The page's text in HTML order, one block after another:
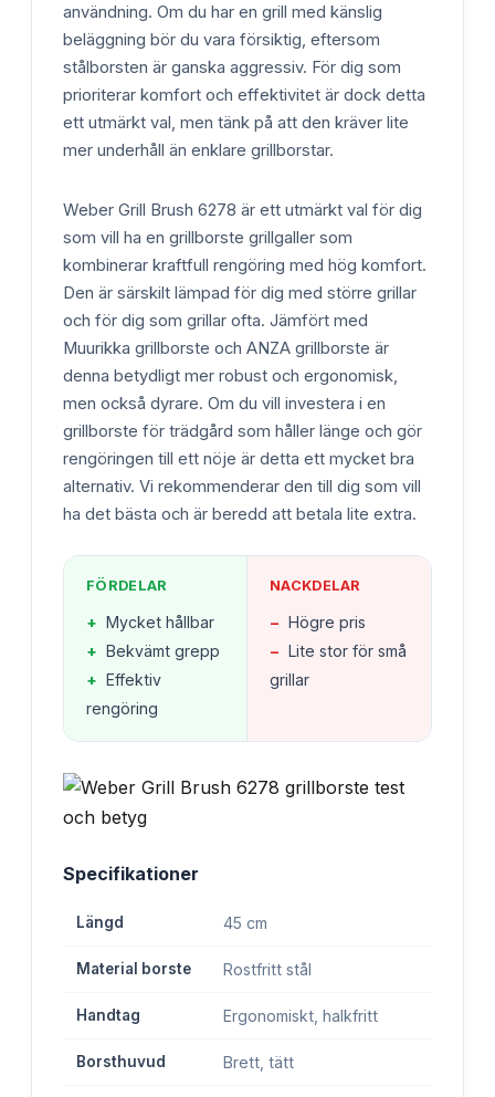
användning. Om du har en grill med känslig
beläggning bör du vara försiktig, eftersom
stålborsten är ganska aggressiv. För dig som
prioriterar komfort och effektivitet är dock detta
ett utmärkt val, men tänk på att den kräver lite
mer underhåll än enklare grillborstar.
Weber Grill Brush 6278 är ett utmärkt val för dig
som vill ha en grillborste grillgaller som
kombinerar kraftfull rengöring med hög komfort.
Den är särskilt lämpad för dig med större grillar
och för dig som grillar ofta. Jämfört med
Muurikka grillborste och ANZA grillborste är
denna betydligt mer robust och ergonomisk,
men också dyrare. Om du vill investera i en
grillborste för trädgård som håller länge och gör
rengöringen till ett nöje är detta ett mycket bra
alternativ. Vi rekommenderar den till dig som vill
ha det bästa och är beredd att betala lite extra.
FÖRDELAR
+ Mycket hållbar
+ Bekvämt grepp
+ Effektiv
rengöring
NACKDELAR
− Högre pris
− Lite stor för små
grillar
Specifikationer
Längd 45 cm
Material borste Rostfritt stål
Handtag Ergonomiskt, halkfritt
Borsthuvud Brett, tätt